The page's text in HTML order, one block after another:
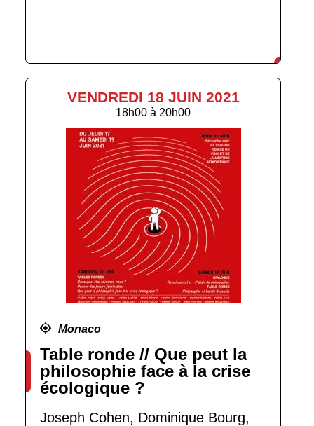
VENDREDI 18 JUIN 2021
18h00 à 20h00
Monaco
Table ronde // Que peut la
philosophie face à la crise
écologique ?
Joseph Cohen, Dominique Bourg,